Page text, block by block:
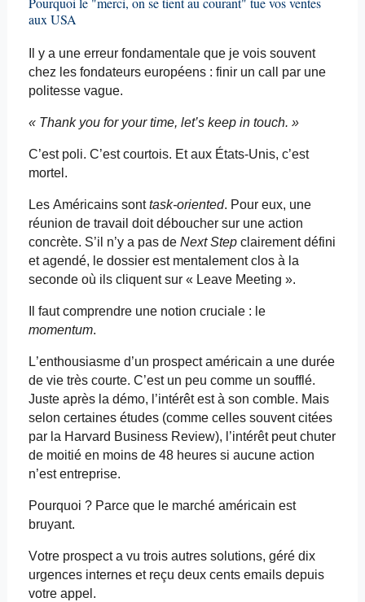
aux USA
Il y a une erreur fondamentale que je vois souvent
chez les fondateurs européens : finir un call par une
politesse vague.
« Thank youfor yourtime, let’s keepin touch. »
C’est poli. C’est courtois. Et aux États-Unis, c’est
mortel.
Les Américains sonttask-oriented. Pour eux, une
réunion de travail doit déboucher sur une action
concrète. S’il n’y a pas de NextStepclairement défini
et agendé, le dossier est mentalement clos à la
seconde où ils cliquent sur « Leave Meeting ».
Il faut comprendre une notion cruciale : le
momentum.
L’enthousiasme d’un prospect américain a une durée
de vie très courte. C’est un peu comme un soufflé.
Juste après la démo, l’intérêt est à son comble. Mais
selon certaines études (comme celles souvent citées
par la Harvard Business Review), l’intérêt peut chuter
de moitié en moins de 48 heures si aucune action
n’est entreprise.
Pourquoi ? Parce que le marché américain est
bruyant.
Votre prospect a vu trois autres solutions, géré dix
urgences internes et reçu deux cents emailsdepuis
votre appel.